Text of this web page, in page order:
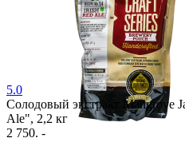
5.0
Солодовый экстракт Mangrove
Ale", 2,2 кг
2 750. -